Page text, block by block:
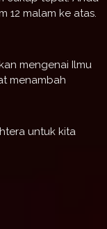
12 malam ke atas.
mengenai Ilmu
menambah
untuk kita